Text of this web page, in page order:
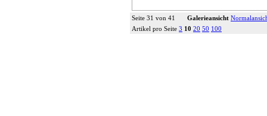
Seite 31 von 41 Galerieansicht
Artikel pro Seite 3 10 20 50 100